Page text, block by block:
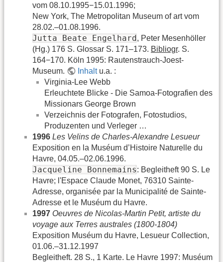
vom 08.10.1995−15.01.1996;
New York, The Metropolitan Museum of art vom
28.02.–01.08.1996.
Jutta Beate Engelhard, Peter Mesenhöller
(Hg.) 176 S. Glossar S. 171–173. Bibliogr. S.
164−170. Köln 1995: Rautenstrauch-Joest-
Museum.
Inhaltu.a. :
Virginia-Lee Webb
Erleuchtete Blicke - Die Samoa-Fotografien des
Missionars George Brown
Verzeichnis der Fotografen, Fotostudios,
Produzenten und Verleger …
1996 Les Velins de Charles-Alexandre Lesueur
Exposition en la Muséum d’Histoire Naturelle du
Havre, 04.05.–02.06.1996.
Jacqueline Bonnemains: Begleitheft 90 S. Le
Havre; l'Espace Claude Monet, 76310 Sainte-
Adresse, organisée par la Municipalité de Sainte-
Adresse et le Muséum du Havre.
1997 Oeuvres de Nicolas-Martin Petit, artiste du
voyage aux Terres australes (1800-1804)
Exposition Muséum du Havre, Lesueur Collection,
01.06.–31.12.1997
Begleitheft. 28 S., 1 Karte. Le Havre 1997: Muséum